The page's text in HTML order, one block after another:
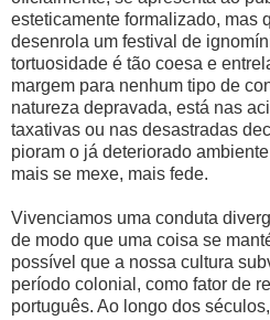
esteticamente formalizado, mas
desenrola um festival de
tortuosidade é tão coesa e
margem para nenhum tipo de
natureza depravada, está nas
taxativas ou nas desastradas
pioram o já deteriorado
mais se mexe, mais fede.
Vivenciamos uma conduta
de modo que uma coisa se
possível que a nossa cultura
período colonial, como fator de
português. Ao longo dos